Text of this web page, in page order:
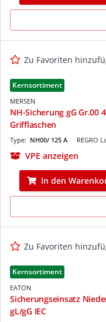
Zu Favoriten
Kernsortiment
MERSEN
NH-Sicherung gG Gr.00
Grifflaschen
REGRO
Type: NH00/ 125 A
VPE anzeigen
In den
Zu Favoriten
Kernsortiment
EATON
Sicherungseinsatz
gL/gG IEC